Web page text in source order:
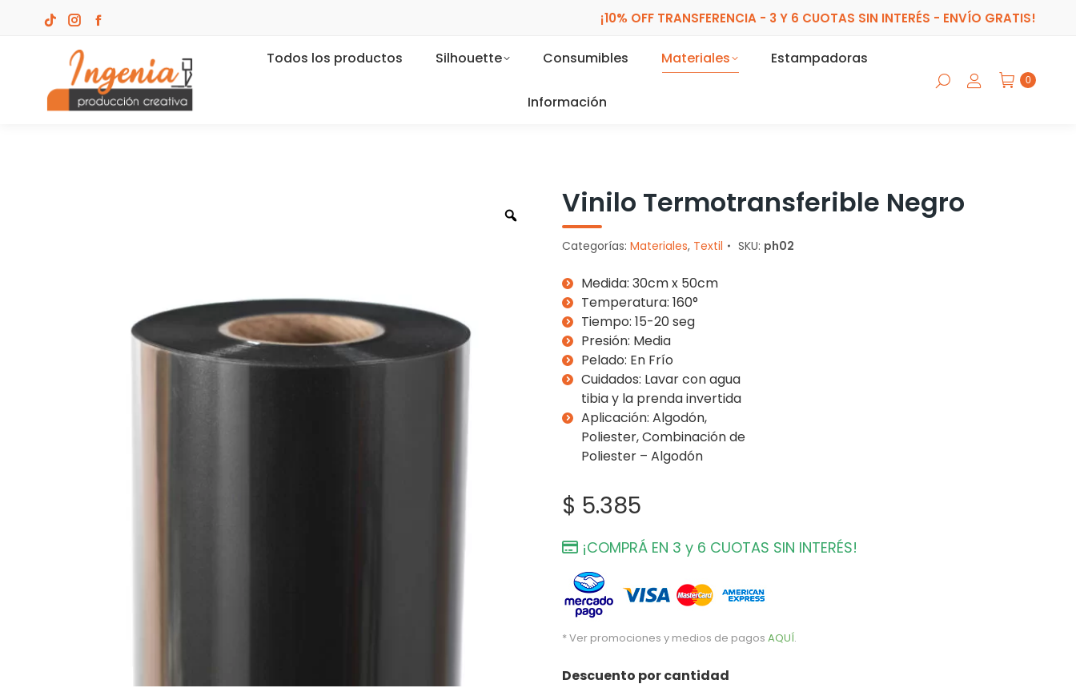
¡10% OFF TRANSFERENCIA - 3 Y 6 CUOTAS SIN INTERÉS - ENVÍO GRATIS!
Todos los productos Silhouette Consumibles Materiales Estampadoras
Información
0
Vinilo Termotransferible Negro
Categorías: Materiales, Textil SKU: ph02
Medida: 30cm x 50cm
Temperatura: 160°
Tiempo: 15-20 seg
Presión: Media
Pelado: En Frío
Cuidados: Lavar con agua
tibia y la prenda invertida
Aplicación: Algodón,
Poliester, Combinación de
Poliester – Algodón
$ 5.385
¡COMPRÁ EN 3 y 6 CUOTAS SIN INTERÉS!
* Ver promociones y medios de pagos AQUÍ.
Descuento por cantidad